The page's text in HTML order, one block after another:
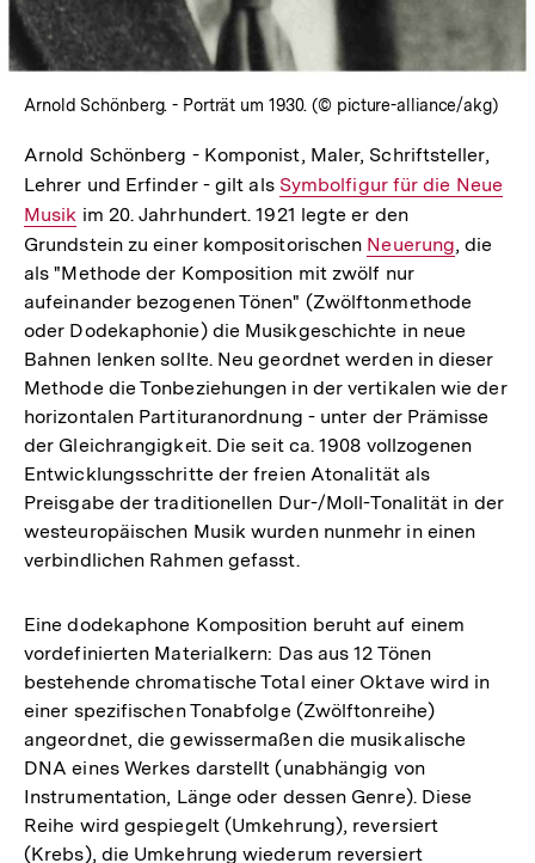
Arnold Schönberg. - Porträt um 1930. (© picture-alliance/akg)
Arnold Schönberg - Komponist, Maler, Schriftsteller,
Lehrer und Erfinder - gilt als Interner
Link:
Symbolfigur für die Neue
Musik im 20. Jahrhundert. 1921 legte er den
Grundstein zu einer kompositorischen Interner
Link:
Neuerung, die
als "Methode der Komposition mit zwölf nur
aufeinander bezogenen Tönen" (Zwölftonmethode
oder Dodekaphonie) die Musikgeschichte in neue
Bahnen lenken sollte. Neu geordnet werden in dieser
Methode die Tonbeziehungen in der vertikalen wie der
horizontalen Partituranordnung - unter der Prämisse
der Gleichrangigkeit. Die seit ca. 1908 vollzogenen
Entwicklungsschritte der freien Atonalität als
Preisgabe der traditionellen Dur-/Moll-Tonalität in der
westeuropäischen Musik wurden nunmehr in einen
verbindlichen Rahmen gefasst.
Eine dodekaphone Komposition beruht auf einem
vordefinierten Materialkern: Das aus 12 Tönen
bestehende chromatische Total einer Oktave wird in
einer spezifischen Tonabfolge (Zwölftonreihe)
angeordnet, die gewissermaßen die musikalische
DNA eines Werkes darstellt (unabhängig von
Instrumentation, Länge oder dessen Genre). Diese
Reihe wird gespiegelt (Umkehrung), reversiert
(Krebs), die Umkehrung wiederum reversiert